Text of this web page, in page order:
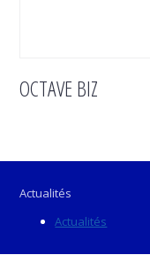
OCTAVE BIZ
Actualités
Actualités